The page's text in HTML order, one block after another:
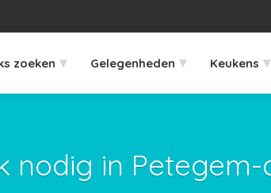
zoeken ▾ Gelegenheden ▾ Keukens ▾
nodig in